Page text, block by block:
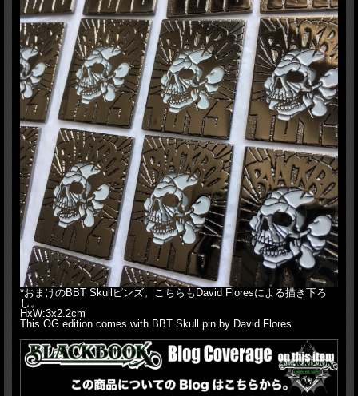
*おまけのBBT Skullピンズ。こちらもDavid Floresによる描き下ろ
し。
HxW:3x2.2cm
This OG edition comes with BBT Skull pin by David Flores.